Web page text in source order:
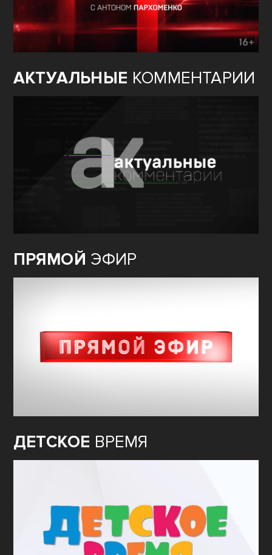
АКТУАЛЬНЫЕ КОММЕНТАРИИ
ПРЯМОЙ ЭФИР
ДЕТСКОЕ ВРЕМЯ